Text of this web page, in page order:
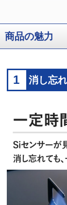
商品の魅力
1 消し忘